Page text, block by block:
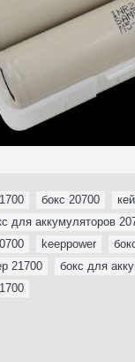
бокс 20700
для аккумуляторов
keeppower
21700 бокс для